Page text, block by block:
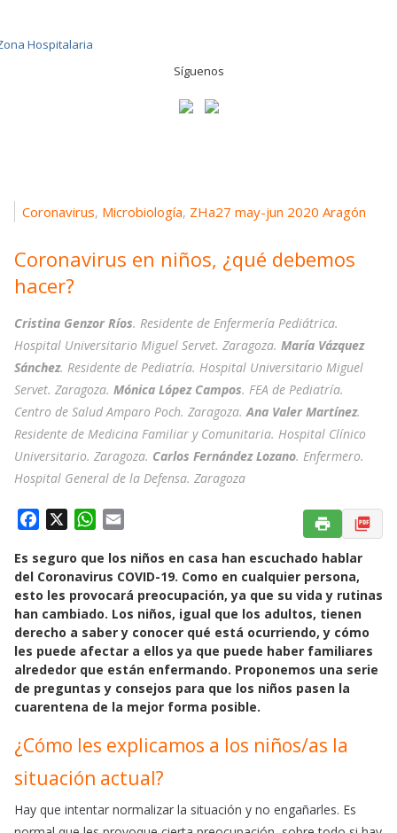
Síguenos
Coronavirus, Microbiología, ZHa27 may-jun 2020 Aragón
Coronavirus en niños, ¿qué debemos
hacer?
Cristina Genzor Ríos. Residente de Enfermería Pediátrica.
Hospital Universitario Miguel Servet. Zaragoza. María Vázquez
Sánchez. Residente de Pediatría. Hospital Universitario Miguel
Servet. Zaragoza. Mónica López Campos. FEA de Pediatría.
Centro de Salud Amparo Poch. Zaragoza.Ana Valer Martínez.
Residente de Medicina Familiar y Comunitaria. Hospital Clínico
Universitario. Zaragoza. Carlos Fernández Lozano. Enfermero.
Hospital General de la Defensa. Zaragoza
c
e
b
o
o
k
W
a
t
s
A
p
p
a
i
l
Es seguro que los niños en casa han escuchado hablar
del Coronavirus COVID-19. Como en cualquier persona,
esto les provocará preocupación, ya que su vida y rutinas
han cambiado. Los niños, igual que los adultos, tienen
derecho a saber y conocer qué está ocurriendo, y cómo
les puede afectar a ellos ya que puede haber familiares
alrededor que están enfermando. Proponemos una serie
de preguntas y consejos para que los niños pasen la
cuarentena de la mejor forma posible.
¿Cómo les explicamos a los niños/as la
situación actual?
Hay que intentar normalizar la situación y no engañarles. Es